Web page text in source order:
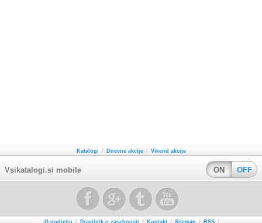
Katalogi / Dnevne akcije / Vikend akcije
Vsikatalogi.si mobile ON OFF
O podjetju / Pravilnik o zasebnosti / Kontakt / Sitemap / RSS /